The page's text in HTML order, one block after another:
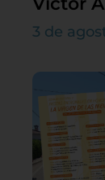
3 de